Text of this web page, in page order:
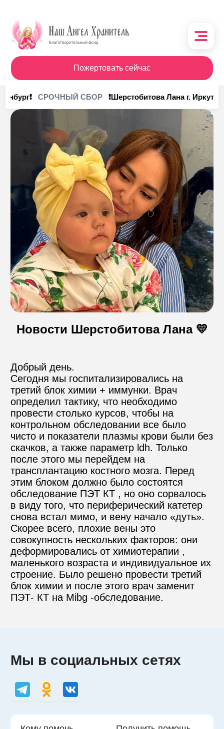
Пожертовать сейчас
О фонде
Поступления
Кому помочь
Кому помогли
Получить помощь
Сотрудничество
Контакты
Пожертвовать
телефон для связи
+74999610149
info@angel-help.ru
СРОЧНЫЙ СБОР ❗Шерстобитова Лана г. Иркутск❗
Новости Шерстобитова Лана 💛
Добрый день.
Сегодня мы госпитализировались на
третий блок химии + иммунки. Врач
определил тактику, что необходимо
провести столько курсов, чтобы на
контрольном обследовании все было
чисто и показатели плазмы крови были без
скачков, а также параметр ldh. Только
после этого мы перейдем на
трансплантацию костного мозга. Перед
этим блоком должно было состоятся
обследование ПЭТ КТ , но оно сорвалось
в виду того, что периферический катетер
снова встал мимо, и вену начало «дуть».
Скорее всего, плохие вены это
совокупность нескольких факторов: они
деформировались от химиотерапии ,
маленького возраста и индивидуальное их
строение. Было решено провести третий
блок химии и после этого врач заменит
ПЭТ- КТ на Mibg -обследование.
Мы в социальных сетях